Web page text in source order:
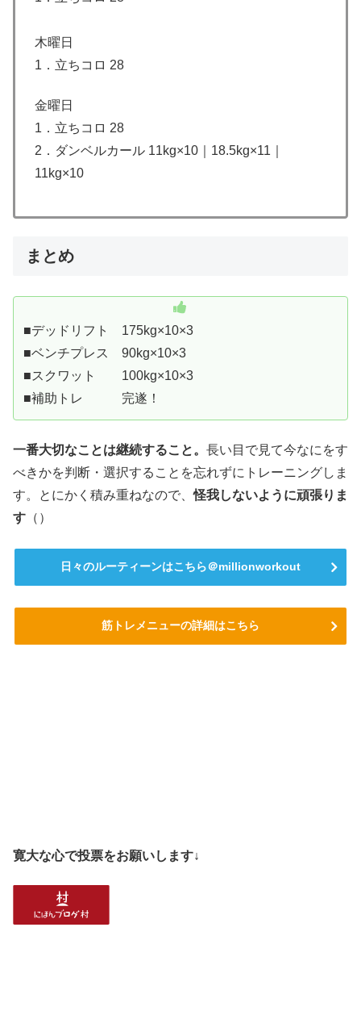
木曜日
1．立ちコロ 28
金曜日
1．立ちコロ 28
2．ダンベルカール 11kg×10｜18.5kg×11｜
11kg×10
まとめ
■デッドリフト 175kg×10×3
■ベンチプレス 90kg×10×3
■スクワット 100kg×10×3
■補助トレ 完遂！
一番大切なことは継続すること。 長い目で見て今なにをす
べきかを判断・選択することを忘れずにトレーニングしま
す。とにかく積み重ねなので、怪我しないように頑張りま
す （）
日々のルーティーンはこちら＠millionworkout
筋トレメニューの詳細はこちら
寛大な心で投票をお願いします↓